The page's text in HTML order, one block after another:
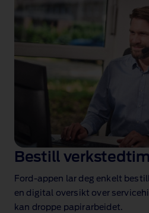
Bestill
Ford‑appen lar deg enkelt
en digital oversikt over
kan droppe papirarbeidet.